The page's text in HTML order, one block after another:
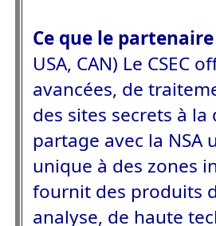
Ce que le
USA, CAN) Le CSEC
avancées, de
des sites secrets à la
partage avec la NSA
unique à des zones
fournit des produits
analyse, de haute